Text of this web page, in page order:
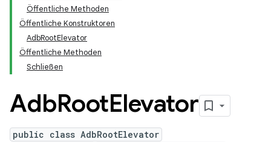
Öffentliche Methoden
Öffentliche Konstruktoren
AdbRootElevator
Öffentliche Methoden
Schließen
AdbRootElevator
public class AdbRootElevator